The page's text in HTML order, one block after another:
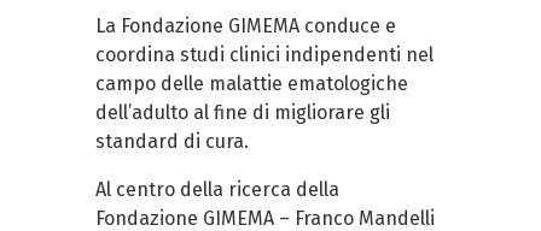
La Fondazione GIMEMA conduce e
coordina studi clinici indipendenti nel
campo delle malattie ematologiche
dell’adulto al fine di migliorare gli
standard di cura.
Al centro della ricerca della
Fondazione GIMEMA – Franco Mandelli